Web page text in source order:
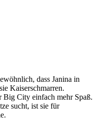
dass Janina in
Kaiserschmarren.
Big City einfach mehr Spaß.
sucht, ist sie für